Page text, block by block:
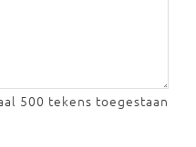
500 tekens toegestaan